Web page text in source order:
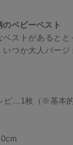
ベビーベスト
ストがあると
つか大人バー
ピ…1枚（※基本